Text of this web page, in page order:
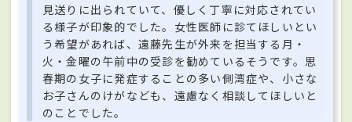
見送りに出られていて、優しく丁寧に対応されてい
る様子が印象的でした。女性医師に診てほしいとい
う希望があれば、遠藤先生が外来を担当する月・
火・金曜の午前中の受診を勧めているそうです。思
春期の女子に発症することの多い側湾症や、小さな
お子さんのけがなども、遠慮なく相談してほしいと
のことでした。